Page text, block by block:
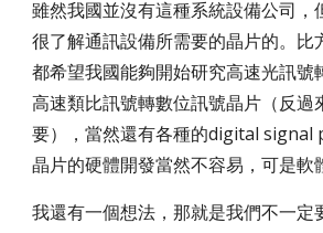
雖然我國並沒有這種系統設備公司，
很了解通訊設備所需要的晶片的。比
都希望我國能夠開始研究高速光訊號
高速類比訊號轉數位訊號晶片（反過
要），當然還有各種的digital signal
晶片的硬體開發當然不容易，可是軟
我還有一個想法，那就是我們不一定